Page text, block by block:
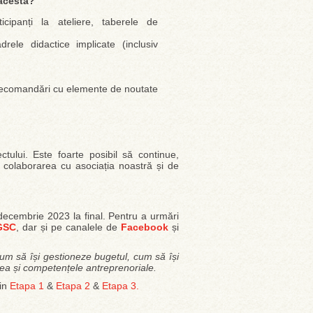
la ateliere, taberele de
didactice implicate (inclusiv
cu elemente de noutate
Este foarte posibil să continue,
cu asociația noastră și de
2023 la final. Pentru a urmări
, dar și pe canalele de Facebook și
să își gestioneze bugetul, cum să își
și competențele antreprenoriale.
Etapa 1 & Etapa 2 & Etapa 3.